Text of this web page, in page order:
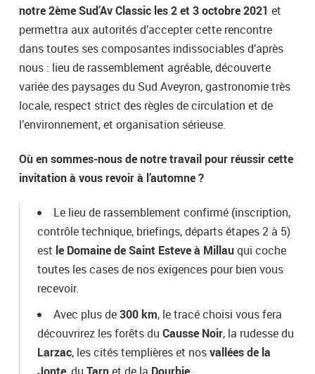
notre 2ème Sud’Av Classic les 2 et 3 octobre 2021 et
permettra aux autorités d’accepter cette rencontre
dans toutes ses composantes indissociables d’après
nous : lieu de rassemblement agréable, découverte
variée des paysages du Sud Aveyron, gastronomie très
locale, respect strict des règles de circulation et de
l’environnement, et organisation sérieuse.
Où en sommes-nous de notre travail pour réussir cette
invitation à vous revoir à l’automne ?
Le lieu de rassemblement confirmé (inscription,
contrôle technique, briefings, départs étapes 2 à 5)
est le Domaine de Saint Esteve à Millauqui coche
toutes les cases de nos exigences pour bien vous
recevoir.
Avec plus de300 km, le tracé choisi vous fera
découvrirez les forêts du Causse Noir, la rudesse du
Larzac, les cités templières et nosvallées de la